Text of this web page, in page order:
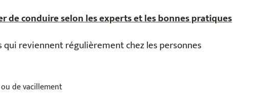
de conduire selon les experts et les bonnes pratiques
reviennent régulièrement chez les personnes
de vacillement